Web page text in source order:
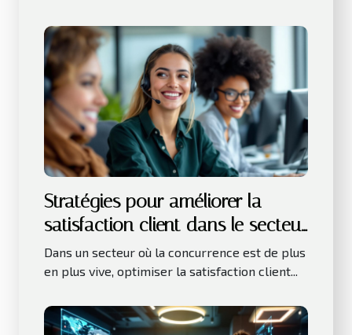
Stratégies pour améliorer la
satisfaction client dans le secteur
des services
Dans un secteur où la concurrence est de plus
en plus vive, optimiser la satisfaction client...